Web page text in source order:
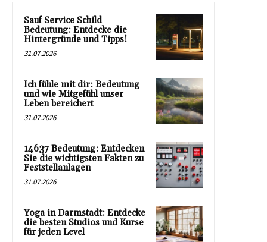
Sauf Service Schild
Bedeutung: Entdecke die
Hintergründe und Tipps!
31.07.2026
Ich fühle mit dir: Bedeutung
und wie Mitgefühl unser
Leben bereichert
31.07.2026
14637 Bedeutung: Entdecken
Sie die wichtigsten Fakten zu
Feststellanlagen
31.07.2026
Yoga in Darmstadt: Entdecke
die besten Studios und Kurse
für jeden Level